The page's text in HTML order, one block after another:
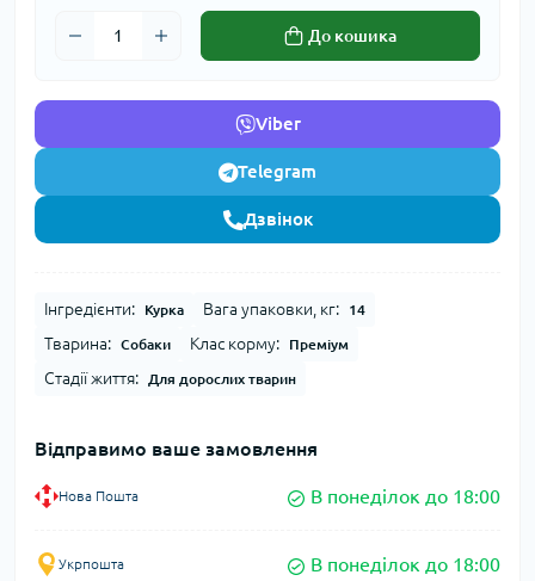
До кошика
Viber
Telegram
Дзвінок
Інгредієнти: Курка Вага упаковки, кг: 14
Тварина: Собаки Клас корму: Преміум
Стадії життя: Для дорослих тварин
Відправимо ваше замовлення
Нова Пошта В понеділок до 18:00
Укрпошта В понеділок до 18:00